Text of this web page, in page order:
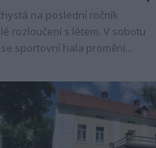
na poslední ročník
rozloučení s létem. V sobotu
sportovní hala promění...